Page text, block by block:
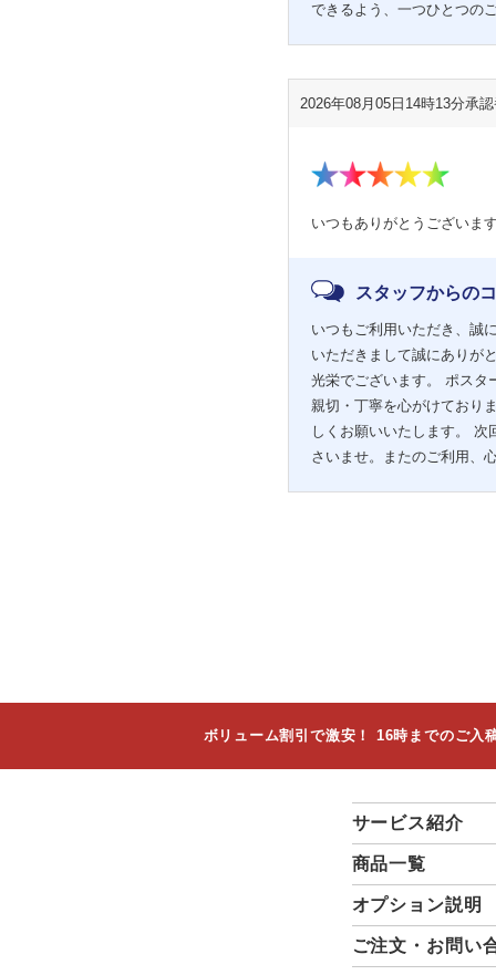
できるよう、一つひとつの
2026年08月05日14時13分承
いつもありがとうございま
スタッフからの
いつもご利用いただき、誠
いただきまして誠にありが
光栄でございます。 ポスタ
親切・丁寧を心がけており
しくお願いいたします。
さいませ。またのご利用、
ボリューム割引で激安！ 16時までのご入
サービス紹介
商品一覧
オプション説明
ご注文・お問い